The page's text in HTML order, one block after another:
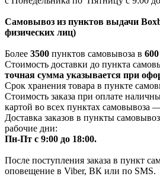
Самовывоз из пунктов выдачи
физических лиц)
Более 3500 пунктов самовывоза в 600
Стоимость доставки до пункта
точная сумма указывается при
Срок хранения товара в пункте
Стоимость заказа при оплате
картой во всех пунктах самовывоза
Доставка заказов в пункты
рабочие дни:
Пн-Пт с 9:00 до 18:00.
После поступления заказа в пункт
оповещение в Viber, ВК или по SMS.